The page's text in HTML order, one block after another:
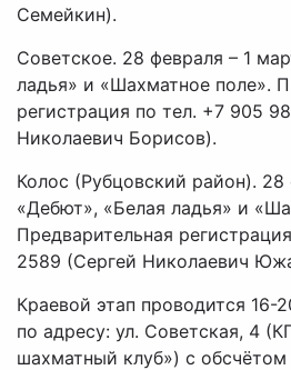
Семейкин).
Советское. 28 февраля – 1
ладья» и «Шахматное поле».
регистрация по тел. +7 905
Николаевич Борисов).
Колос (Рубцовский район). 28
«Дебют», «Белая ладья» и
Предварительная
2589 (Сергей Николаевич
Краевой этап проводится 16-
по адресу: ул. Советская, 4
шахматный клуб») с